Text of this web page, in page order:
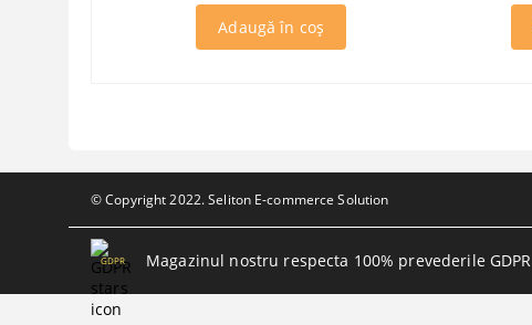
© Copyright 2022. Seliton E-commerce Solution
GDPR Magazinul nostru respecta 100% prevederile